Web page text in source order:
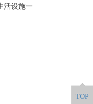
活设施一
TOP